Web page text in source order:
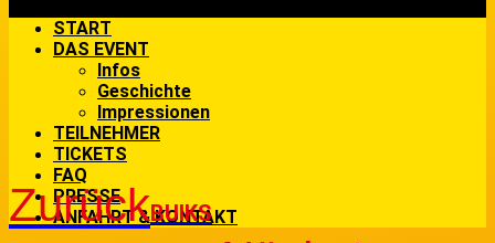
START
DAS EVENT
Infos
Geschichte
Impressionen
TEILNEHMER
TICKETS
FAQ
PRESSE
ANFAHRT & KONTAKT
ZurückBUIKS